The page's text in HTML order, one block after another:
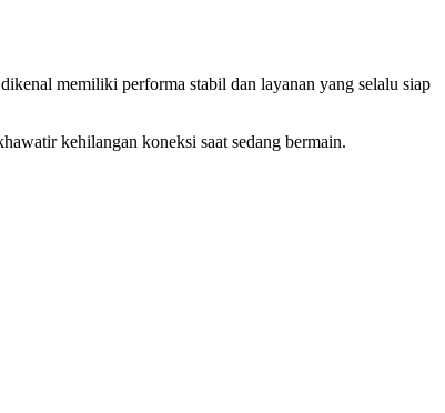
memiliki performa stabil dan layanan yang selalu siap
kehilangan koneksi saat sedang bermain.